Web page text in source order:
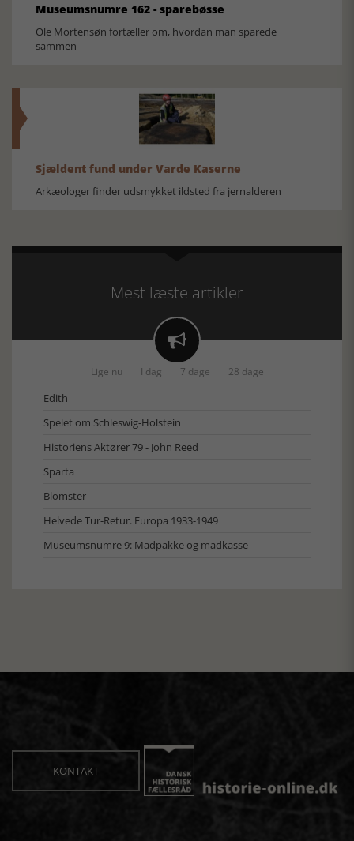
Museumsnumre 162 - sparebøsse
Ole Mortensøn fortæller om, hvordan man sparede
sammen
Sjældent fund under Varde Kaserne
Arkæologer finder udsmykket ildsted fra jernalderen
Mest læste artikler

Lige nu I dag 7 dage 28 dage
Edith
Spelet om Schleswig-Holstein
Historiens Aktører 79 - John Reed
Sparta
Blomster
Helvede Tur-Retur. Europa 1933-1949
Museumsnumre 9: Madpakke og madkasse
KONTAKT